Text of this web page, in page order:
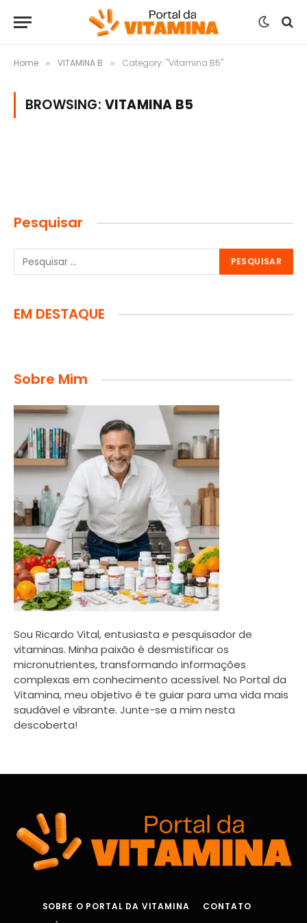
Home » VITAMINA B » Category: "Vitamina B5"
BROWSING: VITAMINA B5
Pesquisar
EM DESTAQUE
Sobre Mim
Sou Ricardo Vital, entusiasta e pesquisador de
vitaminas. Minha paixão é desmistificar os
micronutrientes, transformando informações
complexas em conhecimento acessível. No Portal da
Vitamina, meu objetivo é te guiar para uma vida mais
saudável e vibrante. Junte-se a mim nesta
descoberta!
SOBRE O PORTAL DA VITAMINA
CONTATO